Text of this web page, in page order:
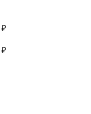
₽
₽